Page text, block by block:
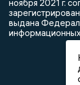
ноября 2021 г.
выдана